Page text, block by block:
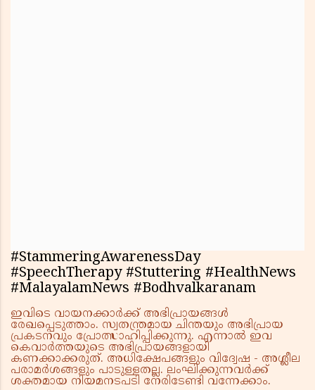
#StammeringAwarenessDay
#SpeechTherapy #Stuttering #HealthNews
#MalayalamNews #Bodhvalkaranam
ഇവിടെ വായനക്കാർക്ക് അഭിപ്രായങ്ങൾ
രേഖപ്പെടുത്താം. സ്വതന്ത്രമായ ചിന്തയും അഭിപ്രായ
പ്രകടനവും പ്രോത്സാഹിപ്പിക്കുന്നു. എന്നാൽ ഇവ
കെവാർത്തയുടെ അഭിപ്രായങ്ങളായി
കണക്കാക്കരുത്. അധിക്ഷേപങ്ങളും വിദ്വേഷ - അശ്ലീല
പരാമർശങ്ങളും പാടുള്ളതല്ല. ലംഘിക്കുന്നവർക്ക്
ശക്തമായ നിയമനടപടി നേരിടേണ്ടി വന്നേക്കാം.